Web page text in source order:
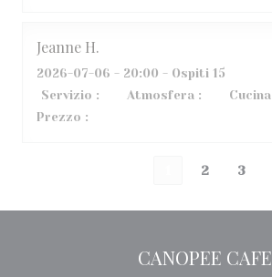
Jeanne H
2026-07-06 - 20:00 - Ospiti 15
Servizio : Atmosfera : Cucina
Prezzo :
2 3
CANOPEE CAFE